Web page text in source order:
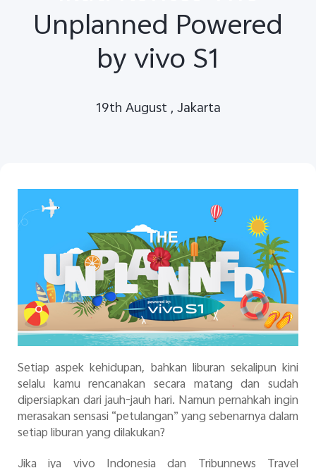
Indonesia | Pilih negara/wilayah
Unplanned Powered
by vivo S1
19th August , Jakarta
Setiap aspek kehidupan, bahkan liburan sekalipun kini
selalu kamu rencanakan secara matang dan sudah
dipersiapkan dari jauh-jauh hari. Namun pernahkah ingin
merasakan sensasi “petulangan” yang sebenarnya dalam
setiap liburan yang dilakukan?